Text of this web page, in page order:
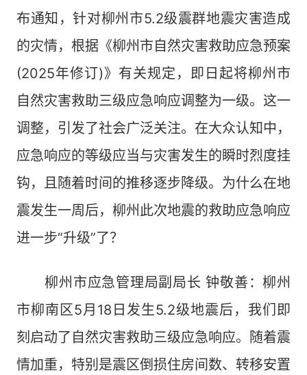
布通知，针对柳州市5.2级震群地震灾害造成
的灾情，根据《柳州市自然灾害救助应急预案
(2025年修订)》有关规定，即日起将柳州市
自然灾害救助三级应急响应调整为一级。这一
调整，引发了社会广泛关注。在大众认知中，
应急响应的等级应当与灾害发生的瞬时烈度挂
钩，且随着时间的推移逐步降级。为什么在地
震发生一周后，柳州此次地震的救助应急响应
进一步“升级”了？
柳州市应急管理局副局长 钟敬善：柳州
市柳南区5月18日发生5.2级地震后，我们即
刻启动了自然灾害救助三级应急响应。随着震
情加重，特别是震区倒损住房间数、转移安置